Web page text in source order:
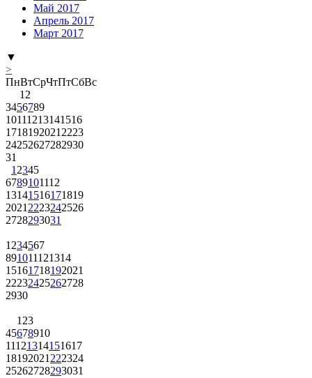
Май 2017
Апрель 2017
Март 2017
▼
>
ПнВтСрЧтПтСбВс
1 2
3456789
10111213141516
1718192021 2223
24252627282930
31
1 2345
6789101112
13141516171819
2021 2223242526
2728293031
1 234567
891011121314
15161718192021
22232425262728
2930
1 23
45678910
11121314151617
18192021 222324
25262728293031